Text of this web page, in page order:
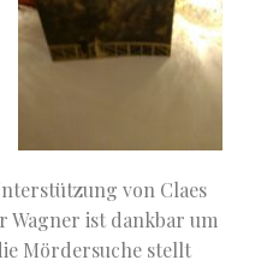
von Claes
Wagner ist dankbar um
Mördersuche stellt